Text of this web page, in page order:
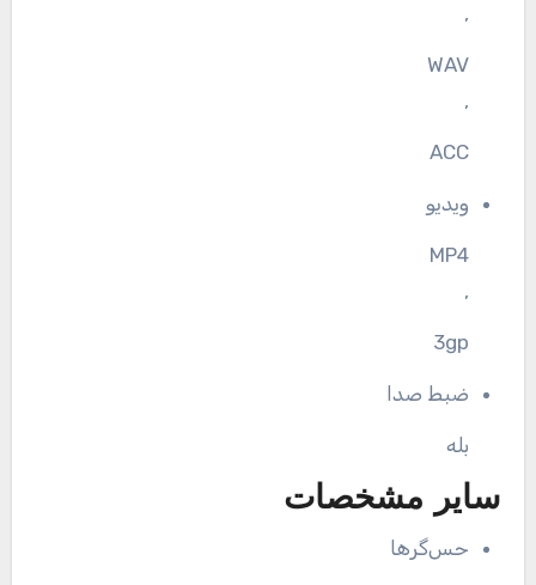
,
WAV
,
ACC
ویدیو
MP4
,
3gp
ضبط صدا
بله
سایر مشخصات
حس‌گرها